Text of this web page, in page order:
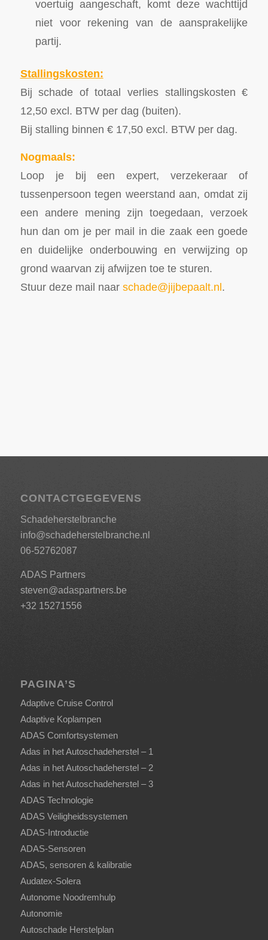
voertuig aangeschaft, komt deze wachttijd
niet voor rekening van de aansprakelijke
partij.
Stallingskosten:
Bij schade of totaal verlies stallingskosten €
12,50 excl. BTW per dag (buiten).
Bij stalling binnen € 17,50 excl. BTW per dag.
Nogmaals:
Loop je bij een expert, verzekeraar of
tussenpersoon tegen weerstand aan, omdat zij
een andere mening zijn toegedaan, verzoek
hun dan om je per mail in die zaak een goede
en duidelijke onderbouwing en verwijzing op
grond waarvan zij afwijzen toe te sturen.
Stuur deze mail naar schade@jijbepaalt.nl.
CONTACTGEGEVENS
Schadeherstelbranche
info@schadeherstelbranche.nl
06-52762087
ADAS Partners
steven@adaspartners.be
+32 15271556
PAGINA’S
Adaptive Cruise Control
Adaptive Koplampen
ADAS Comfortsystemen
Adas in het Autoschadeherstel – 1
Adas in het Autoschadeherstel – 2
Adas in het Autoschadeherstel – 3
ADAS Technologie
ADAS Veiligheidssystemen
ADAS-Introductie
ADAS-Sensoren
ADAS, sensoren & kalibratie
Audatex-Solera
Autonome Noodremhulp
Autonomie
Autoschade Herstelplan